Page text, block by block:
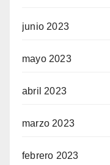
junio 2023
mayo 2023
abril 2023
marzo 2023
febrero 2023